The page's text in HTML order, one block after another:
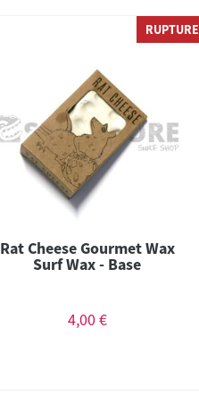
RUPTURE
Rat Cheese Gourmet Wax
Surf Wax - Base
4,00 €